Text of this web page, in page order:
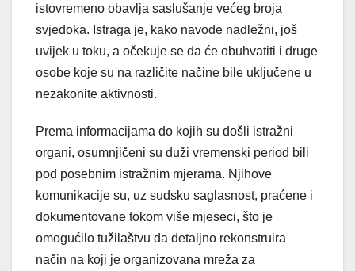
istovremeno obavlja saslušanje većeg broja
svjedoka. Istraga je, kako navode nadležni, još
uvijek u toku, a očekuje se da će obuhvatiti i druge
osobe koje su na različite načine bile uključene u
nezakonite aktivnosti.
Prema informacijama do kojih su došli istražni
organi, osumnjičeni su duži vremenski period bili
pod posebnim istražnim mjerama. Njihove
komunikacije su, uz sudsku saglasnost, praćene i
dokumentovane tokom više mjeseci, što je
omogućilo tužilaštvu da detaljno rekonstruira
način na koji je organizovana mreža za